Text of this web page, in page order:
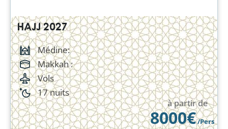
HAJJ 2027
Médine:
Makkah :
Vols
17 nuits
à partir de
8000€/Pers